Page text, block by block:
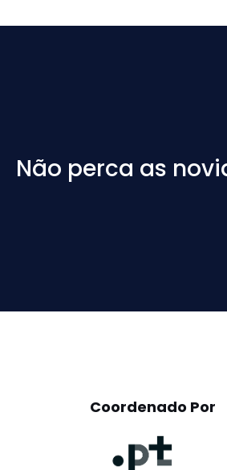
Não perca as
Coordenado Por